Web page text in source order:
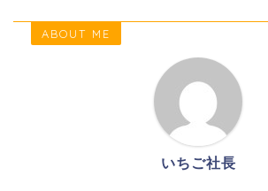
ABOUT ME
いちご社長